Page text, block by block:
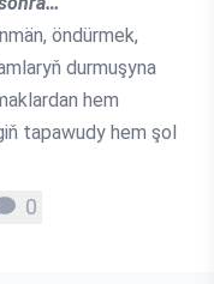
öndürmek,
durmuşyna
hem
tapawudy hem şol
0